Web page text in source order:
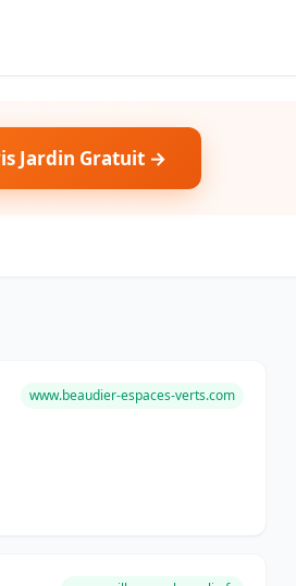
Jardin Gratuit →
www.beaudier-espaces-verts.com